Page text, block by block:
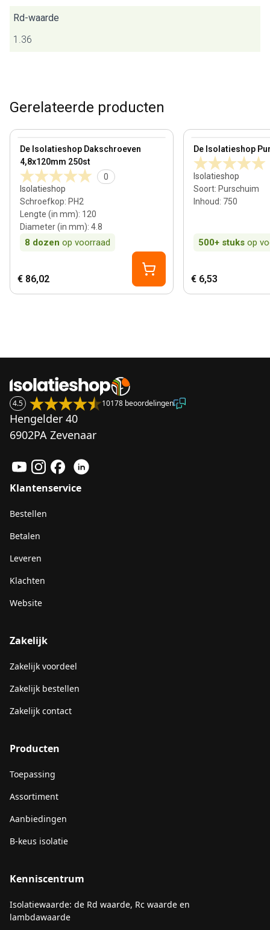
Rd-waarde
1.36
Gerelateerde producten
De Isolatieshop Dakschroeven
4,8x120mm 250st
0
Isolatieshop
Schroefkop: PH2
Lengte (in mm): 120
Diameter (in mm): 4.8
8 dozen op voorraad
View product
€ 86,02
De Isolatieshop
Isolatieshop
Soort: Purschuim
Inhoud: 750
500+ stuks op
View product
€ 6,53
4.5 10178 beoordelingen
Hengelder 40
6902PA Zevenaar
Klantenservice
Bestellen
Betalen
Leveren
Klachten
Website
Zakelijk
Zakelijk voordeel
Zakelijk bestellen
Zakelijk contact
Producten
Toepassing
Assortiment
Aanbiedingen
B-keus isolatie
Kenniscentrum
Isolatiewaarde: de Rd waarde, Rc waarde en
lambdawaarde